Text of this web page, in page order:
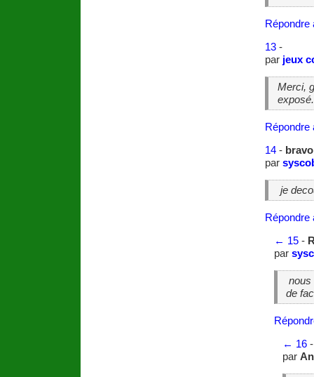
Répondre
13-
par jeux
Merci,
Répondre
14-
par
je
Répondre
← 15-
par
de
← 16
par